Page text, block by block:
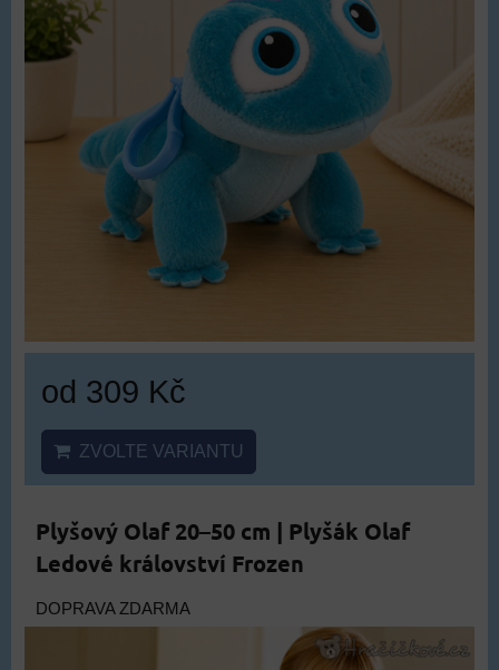
od 309 Kč
ZVOLTE VARIANTU
Plyšový Olaf 20–50 cm | Plyšák Olaf
Ledové království Frozen
DOPRAVA ZDARMA